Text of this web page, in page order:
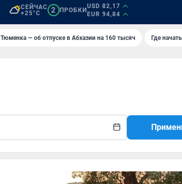
СЕЙЧАС
+25°C
2 ПРОБКИ
USD 82,17
EUR 94,84
Тюменка — об отпуске в Абхазии на 160 тысяч Где